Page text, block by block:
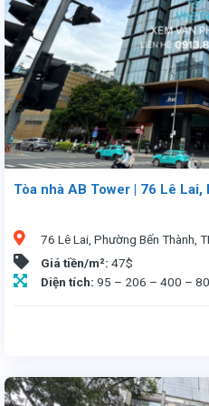
Tòa nhà AB Tower | 76 Lê Lai,
76 Lê Lai, Phường Bến Thành,
Giá tiền/m²: 47$
Diện tích: 95 – 206 – 400 –